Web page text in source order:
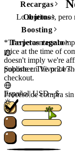
Recargas
Objetos
Boosting
Tarjetas regalo
Soporte en Vivo 24/7
Español|USD - $
Lo sentimos, pero
*The percentage
price at the time of
doesn't imply we're
publisher. The price
checkout.
Proceso de compra